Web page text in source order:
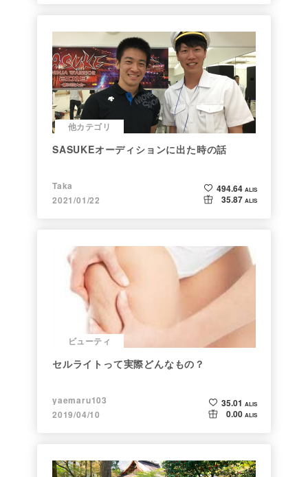
他カテゴリ
SASUKEオーディションに出た時の話
Taka
2021/01/22
494.64 ALIS
35.87 ALIS
ビューティ
セルライトって実際どんなもの？
yaemaru103
2019/04/10
35.01 ALIS
0.00 ALIS